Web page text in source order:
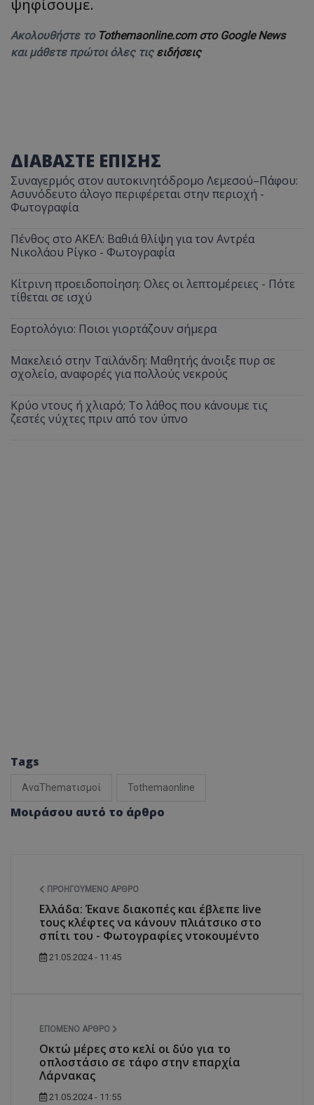
ψηφίσουμε.
Ακολουθήστε το Tothemaonline.com στο Google News
και μάθετε πρώτοι όλες τις ειδήσεις
ΔΙΑΒΑΣΤΕ ΕΠΙΣΗΣ
Συναγερμός στον αυτοκινητόδρομο Λεμεσού–Πάφου:
Ασυνόδευτο άλογο περιφέρεται στην περιοχή -
Φωτογραφία
Πένθος στο ΑΚΕΛ: Βαθιά θλίψη για τον Αντρέα
Νικολάου Ρίγκο - Φωτογραφία
Κίτρινη προειδοποίηση: Ολες οι λεπτομέρειες - Πότε
τίθεται σε ισχύ
Εορτολόγιο: Ποιοι γιορτάζουν σήμερα
Μακελειό στην Ταϊλάνδη: Μαθητής άνοιξε πυρ σε
σχολείο, αναφορές για πολλούς νεκρούς
Κρύο ντους ή χλιαρό; Το λάθος που κάνουμε τις
ζεστές νύχτες πριν από τον ύπνο
Tags
ΑναThemaτισμοί Tothemaonline
Μοιράσου αυτό το άρθρο
ΠΡΟΗΓΟΎΜΕΝΟ ΆΡΘΡΟ
Ελλάδα: Έκανε διακοπές και έβλεπε live
τους κλέφτες να κάνουν πλιάτσικο στο
σπίτι του - Φωτογραφίες ντοκουμέντο
21.05.2024 - 11:45
ΕΠΌΜΕΝΟ ΆΡΘΡΟ
Οκτώ μέρες στο κελί οι δύο για το
οπλοστάσιο σε τάφο στην επαρχία
Λάρνακας
21.05.2024 - 11:55